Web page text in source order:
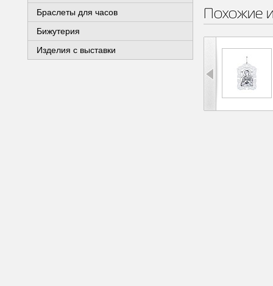
Браслеты для часов
Бижутерия
Изделия с выставки
Похожие